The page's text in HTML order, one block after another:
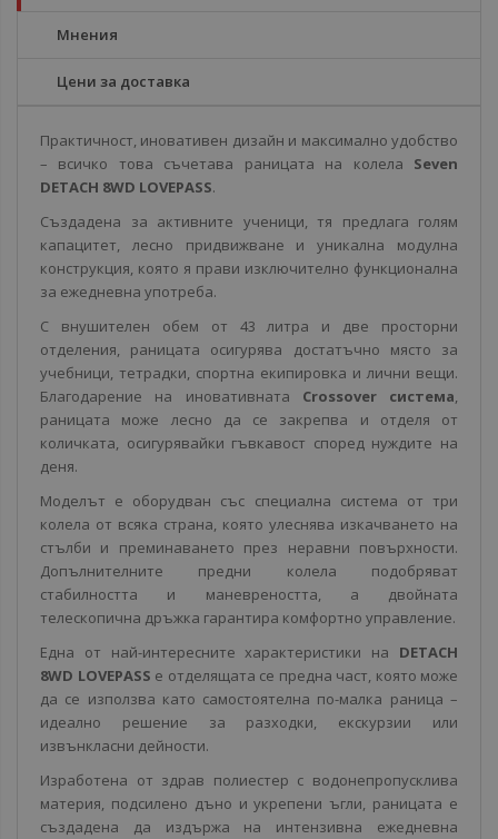
Мнения
Цени за доставка
Практичност, иновативен дизайн и максимално удобство
– всичко това съчетава раницата на колела Seven
DETACH 8WD LOVEPASS.
Създадена за активните ученици, тя предлага голям
капацитет, лесно придвижване и уникална модулна
конструкция, която я прави изключително функционална
за ежедневна употреба.
С внушителен обем от 43 литра и две просторни
отделения, раницата осигурява достатъчно място за
учебници, тетрадки, спортна екипировка и лични вещи.
Благодарение на иновативната Crossover система,
раницата може лесно да се закрепва и отделя от
количката, осигурявайки гъвкавост според нуждите на
деня.
Моделът е оборудван със специална система от три
колела от всяка страна, която улеснява изкачването на
стълби и преминаването през неравни повърхности.
Допълнителните предни колела подобряват
стабилността и маневреността, а двойната
телескопична дръжка гарантира комфортно управление.
Една от най-интересните характеристики на DETACH
8WD LOVEPASS е отделящата се предна част, която може
да се използва като самостоятелна по-малка раница –
идеално решение за разходки, екскурзии или
извънкласни дейности.
Изработена от здрав полиестер с водонепропусклива
материя, подсилено дъно и укрепени ъгли, раницата е
създадена да издържа на интензивна ежедневна